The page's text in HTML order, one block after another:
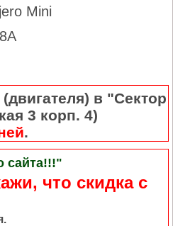
Mini
в "Сектор
3 корп. 4)
.
сайта!!!"
что скидка с